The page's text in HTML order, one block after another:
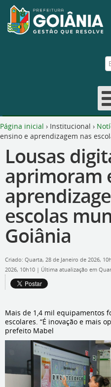
Página inicial › Institucional ›
ensino e aprendizagem nas
Lousas
aprimoram
escolas
Goiânia
Criado: Quarta, 28 de Janeiro de 2026,
2026, 10h10 | Última atualização em
Mais de 1,4 mil equipamentos
escolares. “É inovação e mais
prefeito Mabel